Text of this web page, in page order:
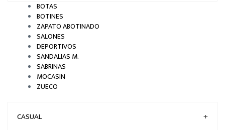
BOTAS
BOTINES
ZAPATO ABOTINADO
SALONES
DEPORTIVOS
SANDALIAS M.
SABRINAS
MOCASIN
ZUECO
CASUAL +